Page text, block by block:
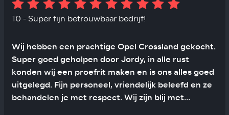
10 - Super fijn betrouwbaar bedrijf!
Wij hebben een prachtige Opel Crossland gekocht.
Super goed geholpen door Jordy, in alle rust
konden wij een proefrit maken en is ons alles goed
uitgelegd. Fijn personeel, vriendelijk beleefd en ze
behandelen je met respect. Wij zijn blij met